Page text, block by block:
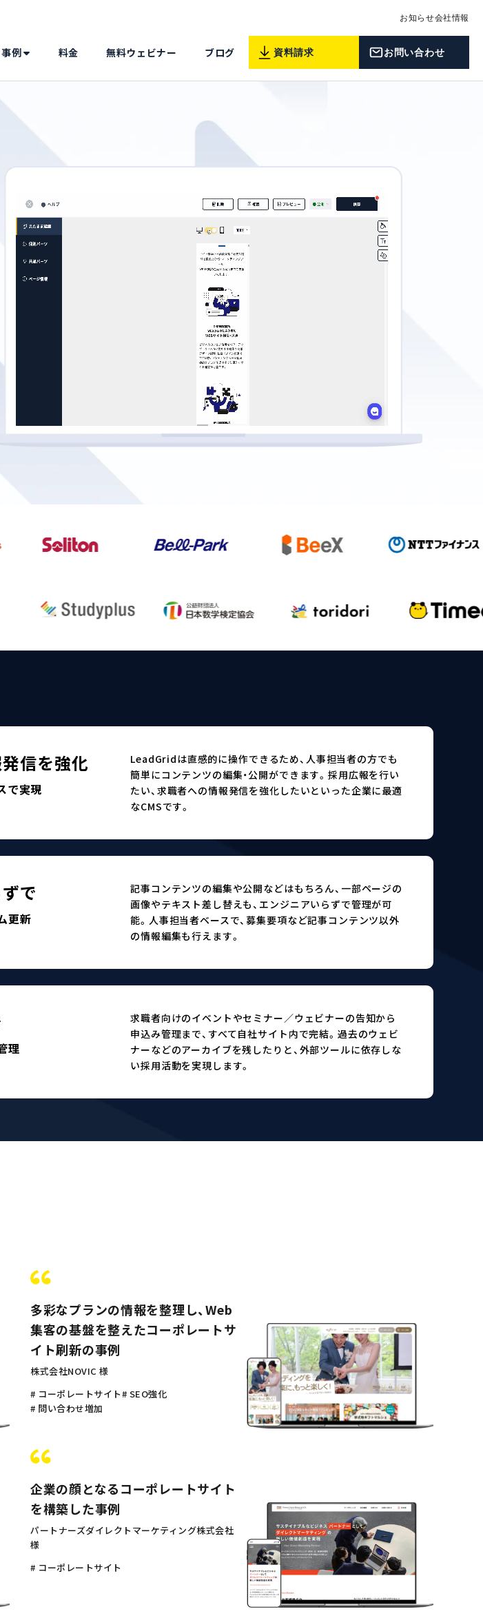
お知らせ会社情報
事例 料金 無料ウェビナー ブログ 資料請求 お問い合わせ
信を強化
で実現
LeadGridは直感的に操作できるため、人事担当者の方でも
簡単にコンテンツの編集・公開ができます。採用広報を行い
たい、求職者への情報発信を強化したいといった企業に最適
なCMSです。
で
更新
記事コンテンツの編集や公開などはもちろん、一部ページの
画像やテキスト差し替えも、エンジニアいらずで管理が可
能。人事担当者ベースで、募集要項など記事コンテンツ以外
の情報編集も行えます。
理
求職者向けのイベントやセミナー／ウェビナーの告知から
申込み管理まで、すべて自社サイト内で完結。過去のウェビ
ナーなどのアーカイブを残したりと、外部ツールに依存しな
い採用活動を実現します。
多彩なプランの情報を整理し、Web
集客の基盤を整えたコーポレートサ
イト刷新の事例
株式会社NOVIC 様
# コーポレートサイト# SEO強化
# 問い合わせ増加
企業の顔となるコーポレートサイト
を構築した事例
パートナーズダイレクトマーケティング株式会社
様
# コーポレートサイト